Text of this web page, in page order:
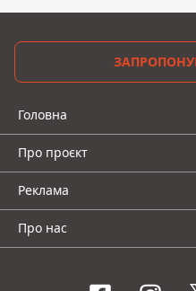
Головна
Про проєкт
Реклама
Про нас